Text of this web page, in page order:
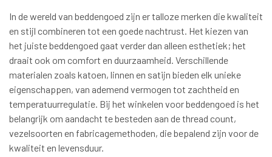
In de wereld van beddengoed zijn er talloze merken die kwaliteit
en stijl combineren tot een goede nachtrust. Het kiezen van
het juiste beddengoed gaat verder dan alleen esthetiek; het
draait ook om comfort en duurzaamheid. Verschillende
materialen zoals katoen, linnen en satijn bieden elk unieke
eigenschappen, van ademend vermogen tot zachtheid en
temperatuurregulatie. Bij het winkelen voor beddengoed is het
belangrijk om aandacht te besteden aan de thread count,
vezelsoorten en fabricagemethoden, die bepalend zijn voor de
kwaliteit en levensduur.